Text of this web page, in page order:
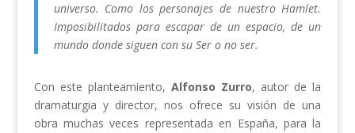
universo. Como los personajes de nuestro Hamlet.
Imposibilitados para escapar de un espacio, de un
mundo donde siguen con su Ser o no ser.
Con este planteamiento, Alfonso Zurro, autor de la
dramaturgia y director, nos ofrece su visión de una
obra muchas veces representada en España, para la